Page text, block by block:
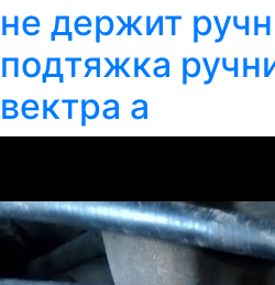
не держит
подтяжка
вектра а